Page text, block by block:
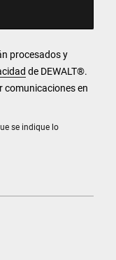
se indique lo
procesados y
de DEWALT®.
comunicaciones en